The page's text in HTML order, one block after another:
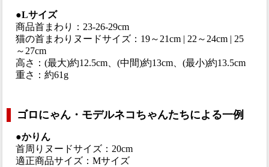
●Lサイズ
商品首まわり：23-26-29cm
猫の首まわりヌードサイズ：19～21cm | 22～24cm | 25
～27cm
高さ：(最大)約12.5cm、(中間)約13cm、(最小)約13.5cm
重さ：約61g
ゴロにゃん・モデルネコちゃんたちによる一例
●かりん
首周りヌードサイズ：20cm
適正商品サイズ：Mサイズ